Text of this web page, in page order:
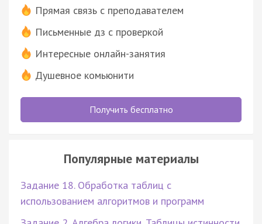
Прямая связь с преподавателем
Письменные дз с проверкой
Интересные онлайн-занятия
Душевное комьюнити
Получить бесплатно
Популярные материалы
Задание 18. Обработка таблиц с
использованием алгоритмов и программ